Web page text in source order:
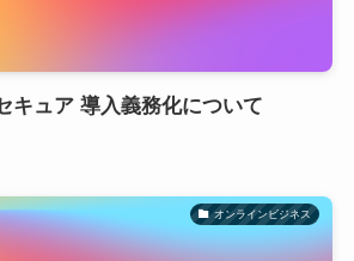
キュア 導入義務化について
オンラインビジネス